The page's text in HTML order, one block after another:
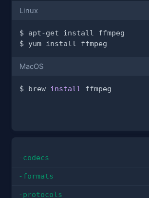
Linux
MacOS
$ brew install
-codecs
-formats
-protocols